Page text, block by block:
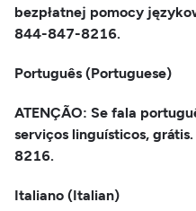
bezpłatnej pomocy
844-847-8216.
Português (Portuguese)
ATENÇÃO: Se fala
serviços linguísticos,
8216.
Italiano (Italian)